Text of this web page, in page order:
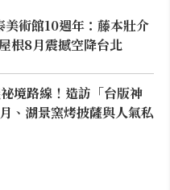
美術館10週年：藤本壯介
根8月震撼空降台北
境路線！造訪「台版神
、湖景窯烤披薩與人氣私